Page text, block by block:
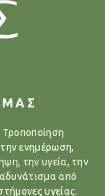
ενημέρωση,
την υγεία, την
από
υγείας.